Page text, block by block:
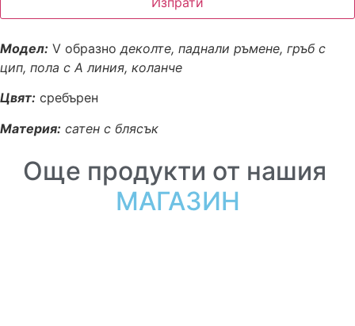
Модел: V образнодеколте, паднали ръмене, гръб с
цип, пола с А линия, коланче
Цвят: сребърен
Материя: сатен с блясък
Още продукти от нашия
МАГАЗИН